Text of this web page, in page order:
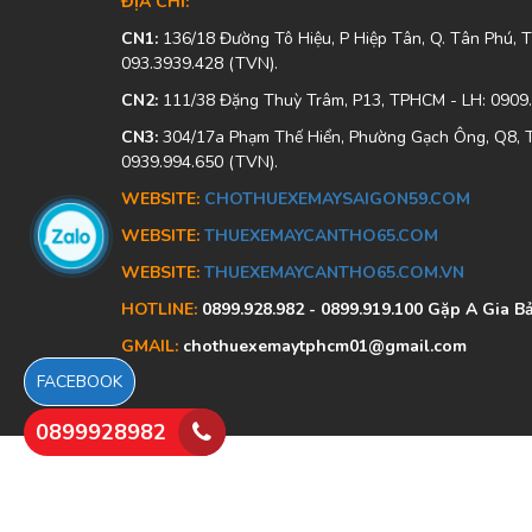
CN1: 136/18 Đường Tô Hiệu, P Hiệp Tân, Q. Tân Phú,
093.3939.428 (TVN).
CN2: 111/38 Đặng Thuỳ Trâm, P13, TPHCM - LH:
CN3: 304/17a Phạm Thế Hiển, Phường Gạch Ông, Q8,
0939.994.650 (TVN).
WEBSITE: CHOTHUEXEMAYSAIGON59.COM
WEBSITE: THUEXEMAYCANTHO65.COM
WEBSITE: THUEXEMAYCANTHO65.COM.VN
HOTLINE: 0899.928.982 - 0899.919.100 Gặp A Gia
GMAIL: chothuexemaytphcm01@gmail.com
FACEBOOK
0899928982